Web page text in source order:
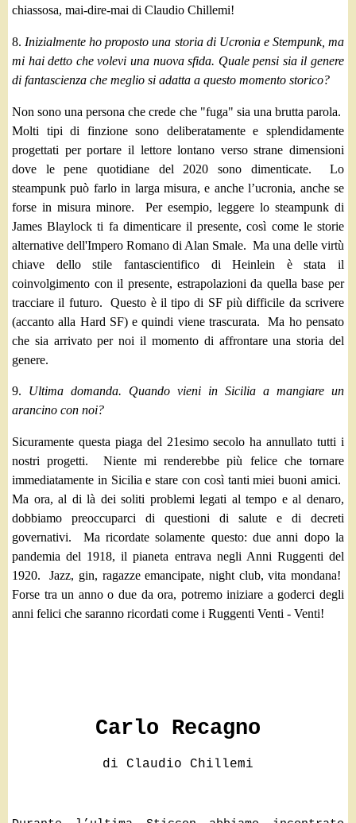
chiassosa, mai-dire-mai di Claudio Chillemi!
8. Inizialmente ho proposto una storia di Ucronia e Stempunk, ma
mi hai detto che volevi una nuova sfida. Quale pensi sia il genere
di fantascienza che meglio si adatta a questo momento storico?
Non sono una persona che crede che "fuga" sia una brutta parola.
Molti tipi di finzione sono deliberatamente e splendidamente
progettati per portare il lettore lontano verso strane dimensioni
dove le pene quotidiane del 2020 sono dimenticate. Lo
steampunk può farlo in larga misura, e anche l’ucronia, anche se
forse in misura minore. Per esempio, leggere lo steampunk di
James Blaylock ti fa dimenticare il presente, così come le storie
alternative dell'Impero Romano di Alan Smale. Ma una delle virtù
chiave dello stile fantascientifico di Heinlein è stata il
coinvolgimento con il presente, estrapolazioni da quella base per
tracciare il futuro. Questo è il tipo di SF più difficile da scrivere
(accanto alla Hard SF) e quindi viene trascurata. Ma ho pensato
che sia arrivato per noi il momento di affrontare una storia del
genere.
9. Ultima domanda. Quando vieni in Sicilia a mangiare un
arancino con noi?
Sicuramente questa piaga del 21esimo secolo ha annullato tutti i
nostri progetti. Niente mi renderebbe più felice che tornare
immediatamente in Sicilia e stare con così tanti miei buoni amici.
Ma ora, al di là dei soliti problemi legati al tempo e al denaro,
dobbiamo preoccuparci di questioni di salute e di decreti
governativi. Ma ricordate solamente questo: due anni dopo la
pandemia del 1918, il pianeta entrava negli Anni Ruggenti del
1920. Jazz, gin, ragazze emancipate, night club, vita mondana!
Forse tra un anno o due da ora, potremo iniziare a goderci degli
anni felici che saranno ricordati come i Ruggenti Venti - Venti!
Carlo Recagno
di Claudio Chillemi